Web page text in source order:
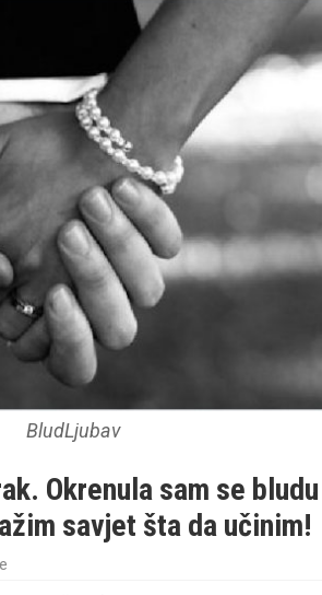
BludLjubav
Okrenula sam se bludu
savjet šta da učinim!